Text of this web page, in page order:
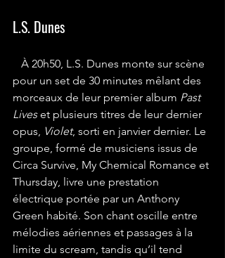
L.S. Dunes
À 20h50, L.S. Dunes monte sur scène
pour un set de 30 minutes mêlant des
morceaux de leur premier album Past
Lives et plusieurs titres de leur dernier
opus, Violet, sorti en janvier dernier. Le
groupe, formé de musiciens issus de
Circa Survive, My Chemical Romance et
Thursday, livre une prestation
électrique portée par un Anthony
Green habité. Son chant oscille entre
mélodies aériennes et passages à la
limite du scream, tandis qu’il tend